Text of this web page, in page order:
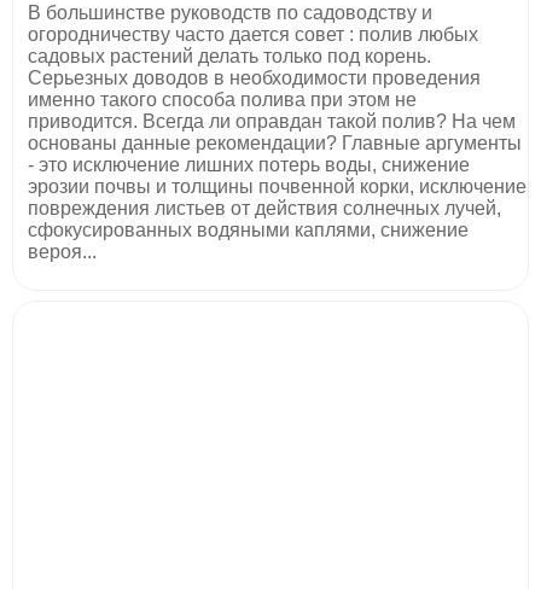
В большинстве руководств по садоводству и
огородничеству часто дается совет : полив любых
садовых растений делать только под корень.
Серьезных доводов в необходимости проведения
именно такого способа полива при этом не
приводится. Всегда ли оправдан такой полив? На чем
основаны данные рекомендации? Главные аргументы
- это исключение лишних потерь воды, снижение
эрозии почвы и толщины почвенной корки, исключение
повреждения листьев от действия солнечных лучей,
сфокусированных водяными каплями, снижение
вероя...